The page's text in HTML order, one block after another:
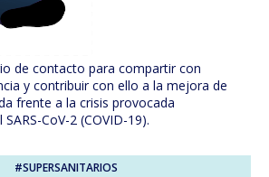
de contacto para compartir con
y contribuir con ello a la mejora de
frente a la crisis provocada
CoV-2 (COVID-19).
#SUPERSANITARIOS